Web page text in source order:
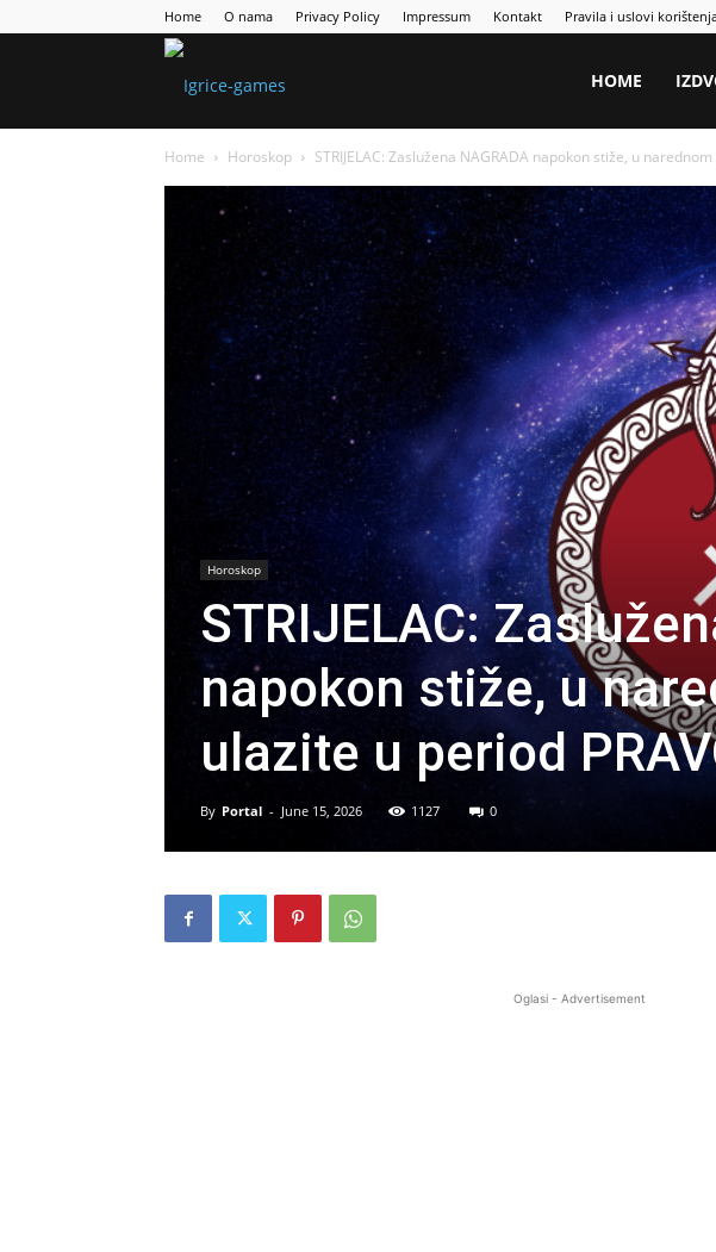
Home O nama Privacy Policy Impressum Kontakt Pravila i uslovi
HOME
Home Horoskop STRIJELAC: Zaslužena NAGRADA napokon stiže, u
Horoskop
STRIJELAC:
napokon stiže, u
ulazite u period
By Portal - June 15, 2026 1127 0
Oglasi - Advertisement